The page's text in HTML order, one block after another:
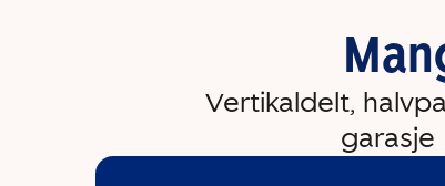
Vertikaldelt,